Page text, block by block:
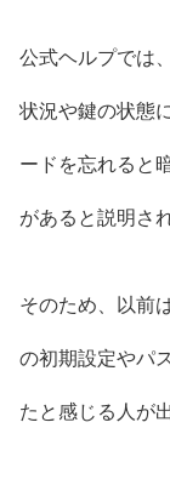
公式ヘルプでは
状況や鍵の状態
ードを忘れると
があると説明さ
そのため、以前
の初期設定やパ
たと感じる人が